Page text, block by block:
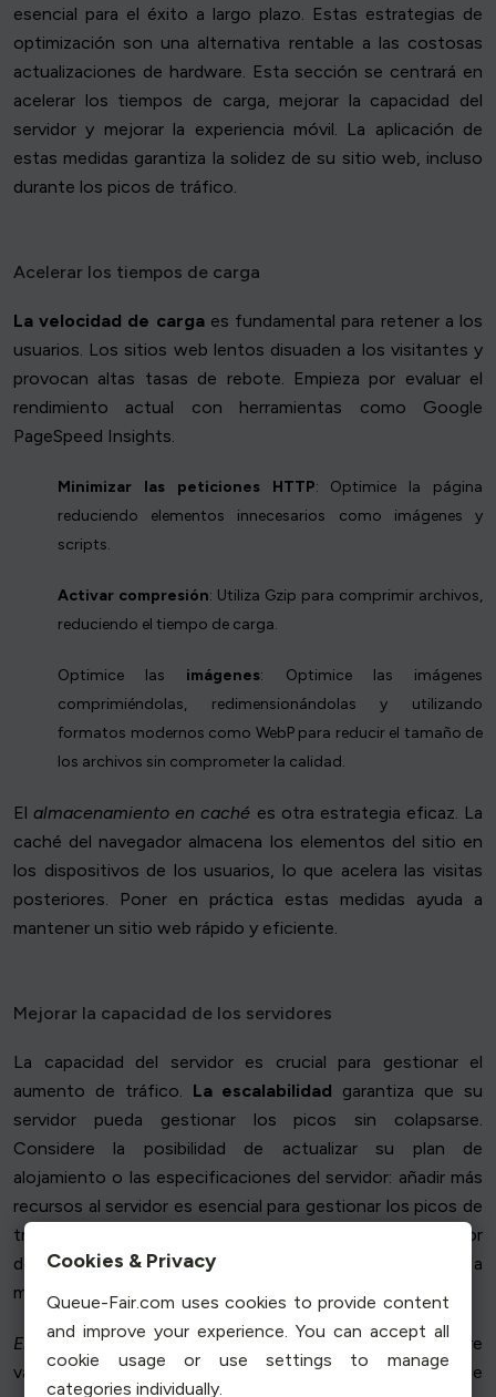
esencial para el éxito a largo plazo. Estas estrategias de
optimización son una alternativa rentable a las costosas
actualizaciones de hardware. Esta sección se centrará en
acelerar los tiempos de carga, mejorar la capacidad del
servidor y mejorar la experiencia móvil. La aplicación de
estas medidas garantiza la solidez de su sitio web, incluso
durante los picos de tráfico.
Acelerar los tiempos de carga
La velocidad de cargaes fundamental para retener a los
usuarios. Los sitios web lentos disuaden a los visitantes y
provocan altas tasas de rebote. Empieza por evaluar el
rendimiento actual con herramientas como Google
PageSpeed Insights.
Minimizar las peticiones HTTP: Optimice la página
reduciendo elementos innecesarios como imágenes y
scripts.
Activar compresión: Utiliza Gzip para comprimir archivos,
reduciendo el tiempo de carga.
Optimice las imágenes: Optimice las imágenes
comprimiéndolas, redimensionándolas y utilizando
formatos modernos como WebP para reducir el tamaño de
los archivos sin comprometer la calidad.
Elalmacenamiento en caché es otra estrategia eficaz. La
caché del navegador almacena los elementos del sitio en
los dispositivos de los usuarios, lo que acelera las visitas
posteriores. Poner en práctica estas medidas ayuda a
mantener un sitio web rápido y eficiente.
Mejorar la capacidad de los servidores
La capacidad del servidor es crucial para gestionar el
aumento de tráfico. La escalabilidad garantiza que su
servidor pueda gestionar los picos sin colapsarse.
Considere la posibilidad de actualizar su plan de
alojamiento o las especificaciones del servidor: añadir más
recursos al servidor es esencial para gestionar los picos de
tráfico. Pasar de un alojamiento compartido a un servidor
dedicado puede mejorar el rendimiento y la seguridad a
medida que crecen sus necesidades.
El equilibrio de carga distribuye el tráfico entrante entre
varios servidores. Depender de un solo servidor puede
Cookies & Privacy
Queue-Fair.com uses cookies to provide content
and improve your experience. You can accept all
cookie usage or use settings to manage
categories individually.